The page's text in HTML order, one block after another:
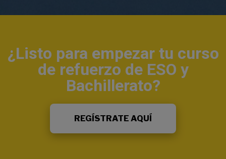
¿Listo para empezar tu curso
de refuerzo de ESO y
Bachillerato?
REGÍSTRATE AQUÍ